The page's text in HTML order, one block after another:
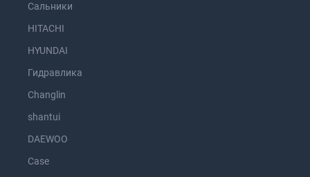
Сальники
HITACHI
HYUNDAI
Гидравлика
Changlin
shantui
DAEWOO
Case